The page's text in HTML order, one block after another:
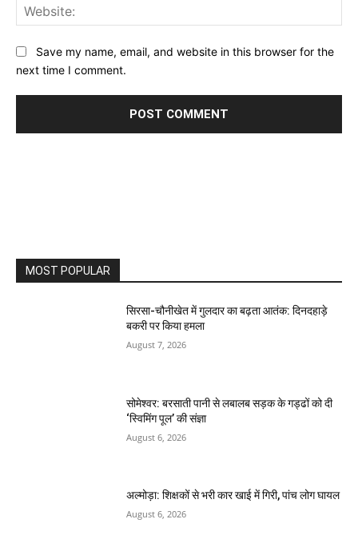
Save my name, email, and website in this browser for the
next time I comment.
MOST POPULAR
सिरसा-चौनीखेत में गुलदार का बढ़ता आतंक: दिनदहाड़े
बकरी पर किया हमला
August 7, 2026
सोमेश्वर: बरसाती पानी से लबालब सड़क के गड्ढों को दी
‘स्विमिंग पूल’ की संज्ञा
August 6, 2026
अल्मोड़ा: शिक्षकों से भरी कार खाई में गिरी, पांच लोग घायल
August 6, 2026